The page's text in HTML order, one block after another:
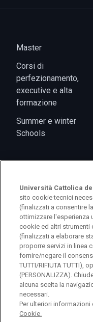
Master
Corsi di
perfezionamento,
executive e alta
formazione
Summer e winter
Schools
Eventi
© Università
Università Cattolica
sito cookie tecnici
(finalizzati a consentire
ottimizzare l'esperienza
cookie ed altri
(finalizzati a elaborare
proporre servizi in linea
fornire/negare il
TUTTI/RIFIUTA TUTTI),
(PERSONALIZZA).
alcuna scelta la
necessari.
Per ulteriori informazioni
Cookie.